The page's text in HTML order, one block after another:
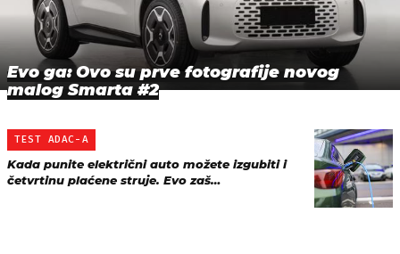
Evo ga: Ovo su prve fotografije novog
malog Smarta #2
TEST ADAC-A
Kada punite električni auto možete izgubiti i
četvrtinu plaćene struje. Evo zaš…